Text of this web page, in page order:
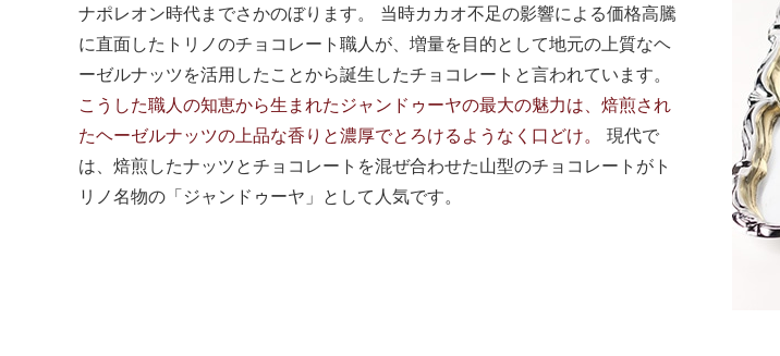
ナポレオン時代までさかのぼります。 当時カカオ不足の影響による価格高騰
に直面したトリノのチョコレート職人が、増量を目的として地元の上質なヘ
ーゼルナッツを活用したことから誕生したチョコレートと言われています。
こうした職人の知恵から生まれたジャンドゥーヤの最大の魅力は、焙煎され
たヘーゼルナッツの上品な香りと濃厚でとろけるようなく口どけ。
現代で
は、焙煎したナッツとチョコレートを混ぜ合わせた山型のチョコレートがト
リノ名物の「ジャンドゥーヤ」として人気です。